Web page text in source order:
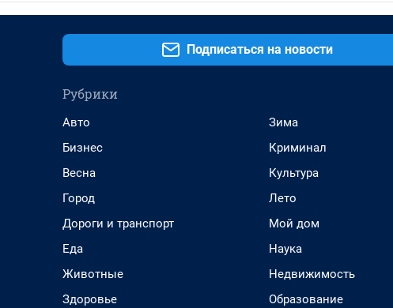
Подписаться на новости
Рубрики
Авто
Бизнес
Весна
Город
Дороги и транспорт
Еда
Животные
Здоровье
Зима
Криминал
Культура
Лето
Мой дом
Наука
Недвижимость
Образование